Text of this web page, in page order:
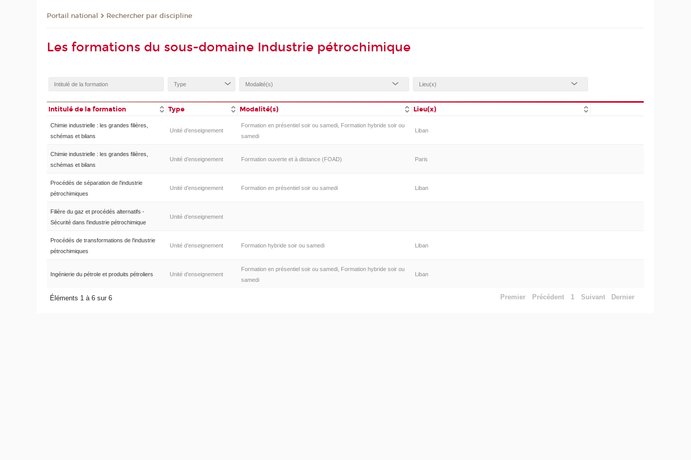
Portail national Rechercher par discipline
Les formations du sous-domaine Industrie pétrochimique
Intitulé de la formation Type Modalité(s) Lieu(x)
Chimie industrielle : les grandes filières,
schémas et bilans
Unité d’enseignement
Formation en présentiel soir ou samedi, Formation hybride soir ou
samedi
Liban
Chimie industrielle : les grandes filières,
schémas et bilans
Unité d’enseignement Formation ouverte et à distance (FOAD) Paris
Procédés de séparation de l'industrie
pétrochimiques
Unité d’enseignement Formation en présentiel soir ou samedi Liban
Filière du gaz et procédés alternatifs -
Sécurité dans l'industrie pétrochimique
Unité d’enseignement
Procédés de transformations de l'industrie
pétrochimiques
Unité d’enseignement Formation hybride soir ou samedi Liban
Ingénierie du pétrole et produits pétroliers Unité d’enseignement
Formation en présentiel soir ou samedi, Formation hybride soir ou
samedi
Liban
Éléments 1 à 6 sur 6 Premier Précédent 1 Suivant Dernier